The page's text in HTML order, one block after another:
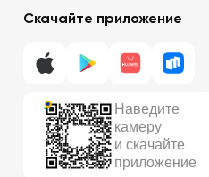
Скачайте приложение
Наведите
камеру
и скачайте
приложение